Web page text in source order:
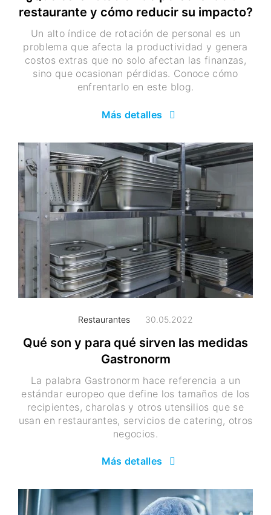
restaurante y cómo reducir su impacto?
Un alto índice de rotación de personal es un
problema que afecta la productividad y genera
costos extras que no solo afectan las finanzas,
sino que ocasionan pérdidas. Conoce cómo
enfrentarlo en este blog.
Más detalles
Restaurantes 30.05.2022
Qué son y para qué sirven las medidas
Gastronorm
La palabra Gastronorm hace referencia a un
estándar europeo que define los tamaños de los
recipientes, charolas y otros utensilios que se
usan en restaurantes, servicios de catering, otros
negocios.
Más detalles